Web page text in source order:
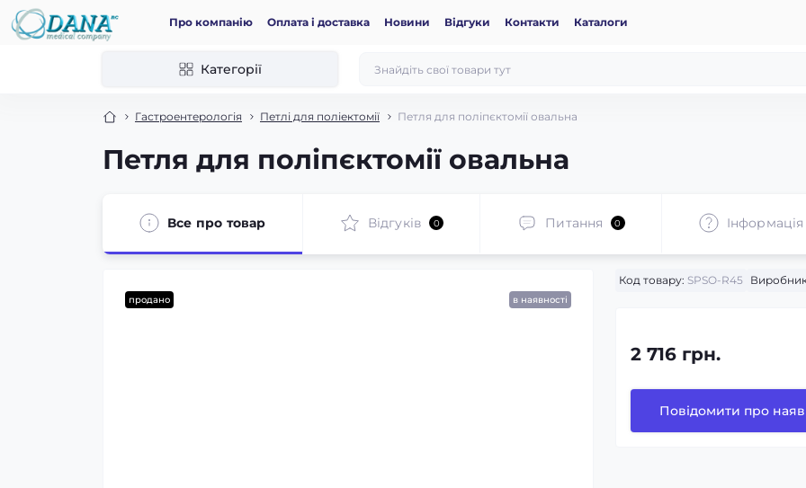
Про компанію Оплата і доставка Новини Відгуки Контакти Каталоги
Категорії
Гастроентерологія Петлі для поліектомії Петля для поліпєктомії овальна
Петля для поліпєктомії овальна
Все про товар Відгуків 0 Питання 0 Iнформація
продано в наявності
Код товару: SPSO-R45
2 716 грн.
Повідомити про